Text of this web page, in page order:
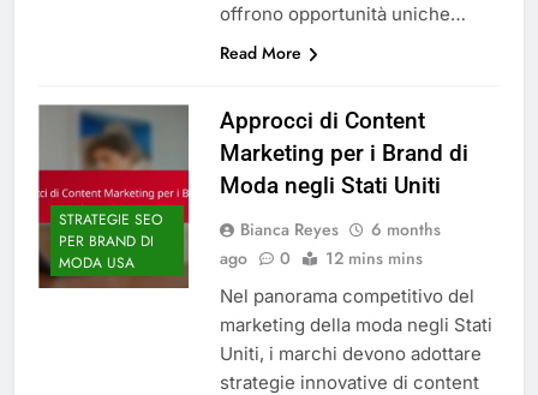
offrono opportunità uniche…
Read More
STRATEGIE SEO
PER BRAND DI
MODA USA
Approcci di Content
Marketing per i Brand di
Moda negli Stati Uniti
Bianca Reyes
6 months
ago
0 12 mins mins
Nel panorama competitivo del
marketing della moda negli Stati
Uniti, i marchi devono adottare
strategie innovative di content